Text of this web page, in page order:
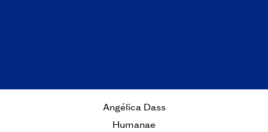
Angélica Dass
Humanae